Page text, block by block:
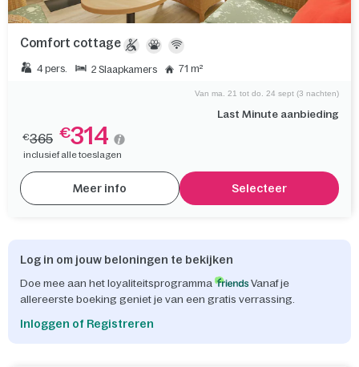
Comfort cottage
4 pers. 2 Slaapkamers 71 m²
Last Minute aanbieding
Van ma. 21 tot do. 24 sept (3 nachten)
€365 €314
inclusief alle toeslagen
Meer info Selecteer
Log in om jouw beloningen te bekijken
Doe mee aan het loyaliteitsprogramma
Vanaf je
allereerste boeking geniet je van een gratis verrassing.
Inloggen of Registreren